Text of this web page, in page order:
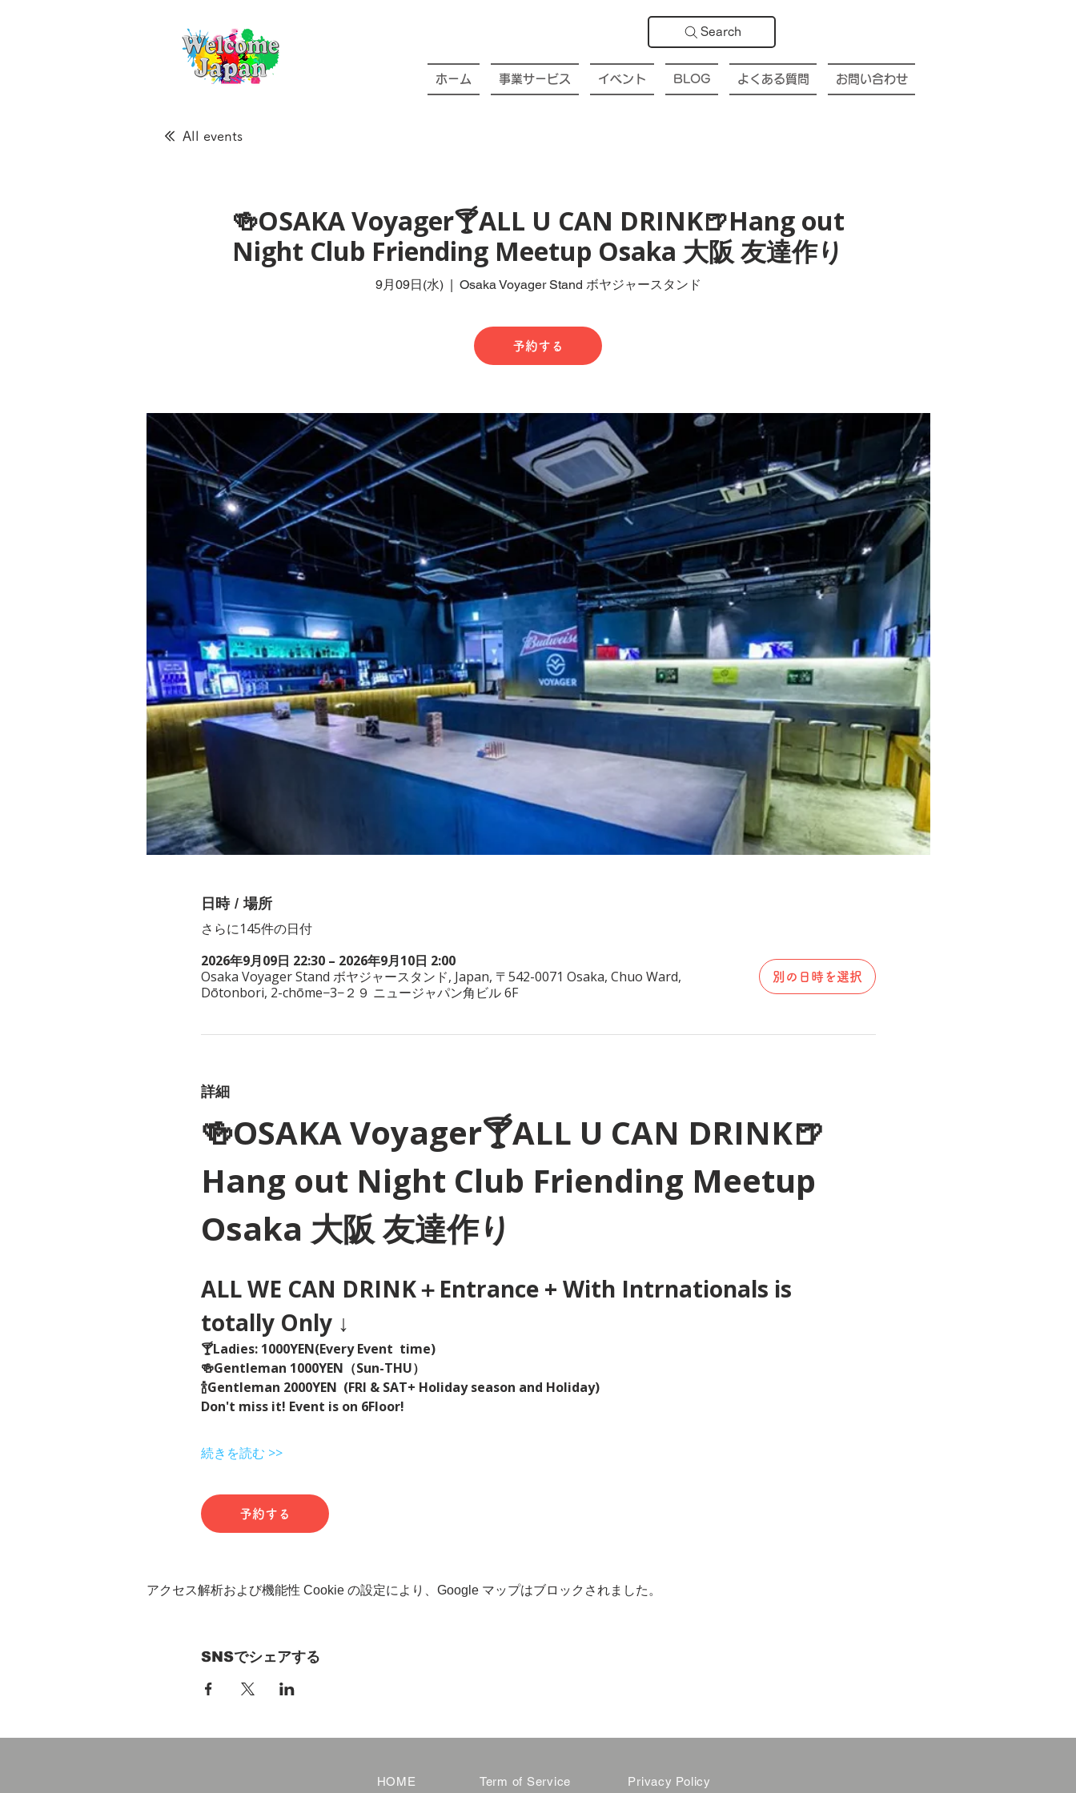
Search
ホーム 事業サービス イベント BLOG よくある質問 お問い合わせ
All events
🍻OSAKA Voyager🍸ALL U CAN DRINK🍺Hang out
Night Club Friending Meetup Osaka 大阪 友達作り
9月09日(水)
  |
Osaka Voyager Stand ボヤジャースタンド
予約する
日時 / 場所
さらに145件の日付
2026年9月09日 22:30 – 2026年9月10日 2:00
Osaka Voyager Stand ボヤジャースタンド, Japan, 〒542-0071 Osaka, Chuo Ward,
Dōtonbori, 2-chōme−3−２９ ニュージャパン角ビル 6F
別の日時を選択
詳細
🍻OSAKA Voyager🍸ALL U CAN DRINK🍺
Hang out Night Club Friending Meetup
Osaka 大阪 友達作り
ALL WE CAN DRINK＋Entrance + With Intrnationals is
totally Only ↓
🍸Ladies: 1000YEN(Every Event  time)
🍻Gentleman 1000YEN（Sun-THU）
🍾Gentleman 2000YEN  (FRI & SAT+ Holiday season and Holiday)
Don't miss it! Event is on 6Floor!
続きを読む >>
予約する
アクセス解析および機能性 Cookie の設定により、Google マップはブロックされました。
SNSでシェアする
HOME Term of Service Privacy Policy